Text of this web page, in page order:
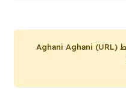
Aghani Aghani (URL)